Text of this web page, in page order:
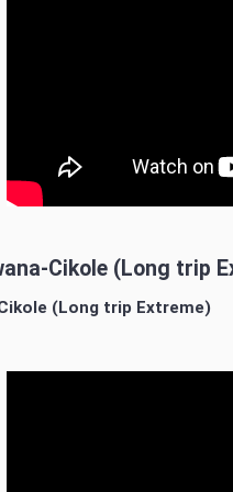
Cikole (Long trip
Cikole (Long trip Extreme)